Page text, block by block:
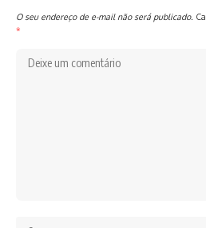
O seu endereço de e-mail não será publicado.
*